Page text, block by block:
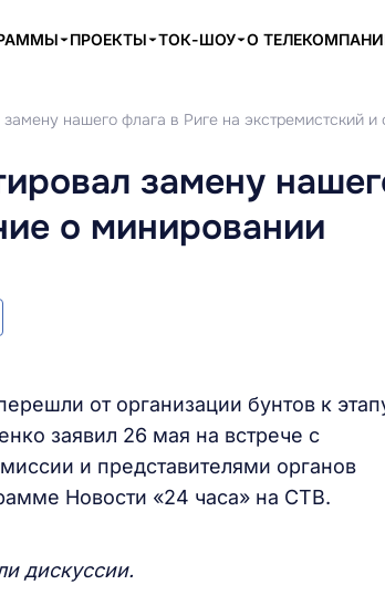
ПРОЕКТЫ ТОК-ШОУ О
нашего флага в Риге на экстремистский
замену
о минировании
от организации бунтов к
заявил 26 мая на встрече с
и представителями органов
Новости «24 часа» на СТВ.
дискуссии.